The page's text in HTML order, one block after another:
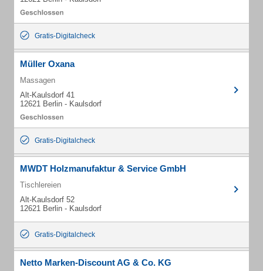
Gratis-Digitalcheck
Müller Oxana
Massagen
Alt-Kaulsdorf 41
12621 Berlin - Kaulsdorf
Gratis-Digitalcheck
MWDT Holzmanufaktur & Service GmbH
Tischlereien
Alt-Kaulsdorf 52
12621 Berlin - Kaulsdorf
Gratis-Digitalcheck
Netto Marken-Discount AG & Co. KG